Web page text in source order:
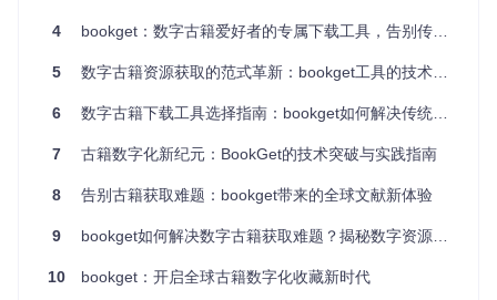
同平台的技术细节，只需输入资源URL或ID，工具即可自动完
2.2 解决结构混乱难题：智能内容组织
基于
model/iiif/iiif.go模块实现的国际图像互操作框架（IIIF）支
文件会按照"馆藏编号-卷册信息-页码序列"的标准化结构命
pkg/downloader/downloader.go
提高了下载速度，还具备智能断点续传功能。系统会实时记录
下载进度，在网络恢复后能够精准恢复，避免重复下载，平均
4 bookget：数字古籍爱好者的专属下载工具，告别传统下载的痛点
5 数字古籍资源获取的范式革新：bookget工具的技术突破与应用实践
6 数字古籍下载工具选择指南：bookget如何解决传统方案的核心痛点
7 古籍数字化新纪元：BookGet的技术突破与实践指南
8 告别古籍获取难题：bookget带来的全球文献新体验
9 bookget如何解决数字古籍获取难题？揭秘数字资源领域的效率革命
10 bookget：开启全球古籍数字化收藏新时代